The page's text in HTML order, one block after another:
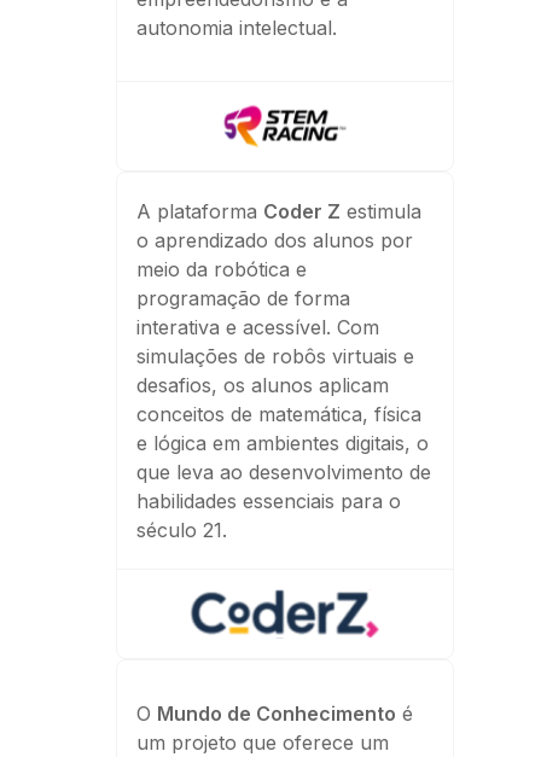
autonomia intelectual.
A plataforma Coder Z estimula
o aprendizado dos alunos por
meio da robótica e
programação de forma
interativa e acessível. Com
simulações de robôs virtuais e
desafios, os alunos aplicam
conceitos de matemática, física
e lógica em ambientes digitais, o
que leva ao desenvolvimento de
habilidades essenciais para o
século 21.
O Mundo de Conhecimento é
um projeto que oferece um